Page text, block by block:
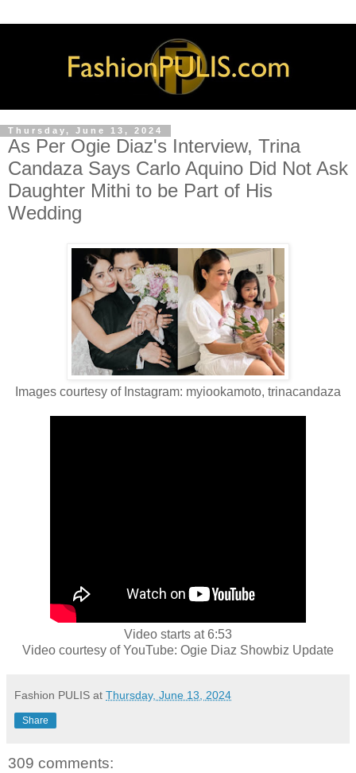
Thursday, June 13, 2024
As Per Ogie Diaz's Interview, Trina
Candaza Says Carlo Aquino Did Not Ask
Daughter Mithi to be Part of His
Wedding
Images courtesy of Instagram: myiookamoto, trinacandaza
Video starts at 6:53
Video courtesy of YouTube: Ogie Diaz Showbiz Update
Fashion PULIS at Thursday, June 13, 2024
Share
309 comments: